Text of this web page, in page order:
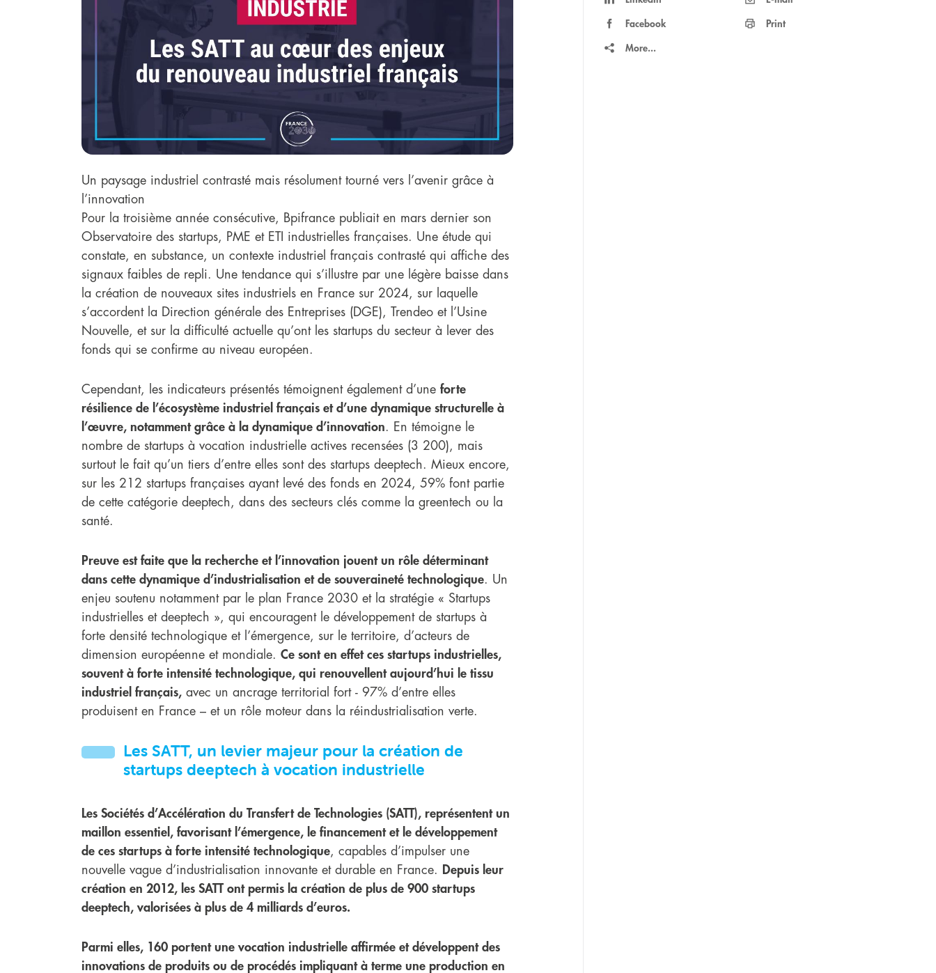
Un paysage industriel contrasté mais résolument tourné vers l’avenir grâce à
l’innovation
Pour la troisième année consécutive, Bpifrance publiait en mars dernier son
Observatoire des startups, PME et ETI industrielles françaises. Une étude qui
constate, en substance, un contexte industriel français contrasté qui affiche des
signaux faibles de repli. Une tendance qui s’illustre par une légère baisse dans
la création de nouveaux sites industriels en France sur 2024, sur laquelle
s’accordent la Direction générale des Entreprises (DGE), Trendeo et l’Usine
Nouvelle, et sur la difficulté actuelle qu’ont les startups du secteur à lever des
fonds qui se confirme au niveau européen.
Cependant, les indicateurs présentés témoignent également d’une forte
résilience de l’écosystème industriel français et d’une dynamique structurelle à
l’œuvre, notamment grâce à la dynamique d’innovation. En témoigne le
nombre de startups à vocation industrielle actives recensées (3 200), mais
surtout le fait qu’un tiers d’entre elles sont des startups deeptech. Mieux encore,
sur les 212 startups françaises ayant levé des fonds en 2024, 59% font partie
de cette catégorie deeptech, dans des secteurs clés comme la greentech ou la
santé.
Preuve est faite que la recherche et l’innovation jouent un rôle déterminant
dans cette dynamique d’industrialisation et de souveraineté technologique. Un
enjeu soutenu notamment par le plan France 2030 et la stratégie « Startups
industrielles et deeptech », qui encouragent le développement de startups à
forte densité technologique et l’émergence, sur le territoire, d’acteurs de
dimension européenne et mondiale. Ce sont en effet ces startups industrielles,
souvent à forte intensité technologique, qui renouvellent aujourd’hui le tissu
industriel français, avec un ancrage territorial fort - 97% d’entre elles
produisent en France – et un rôle moteur dans la réindustrialisation verte.
Les SATT, un levier majeur pour la création de
startups deeptech à vocation industrielle
Les Sociétés d’Accélération du Transfert de Technologies (SATT), représentent un
maillon essentiel, favorisant l’émergence, le financement et le développement
de ces startups à forte intensité technologique, capables d’impulser une
nouvelle vague d’industrialisation innovante et durable en France.
Depuis leur
création en 2012, les SATT ont permis la création de plus de 900 startups
deeptech, valorisées à plus de 4 milliards d’euros.
Parmi elles, 160 portent une vocation industrielle affirmée et développent des
innovations de produits ou de procédés impliquant à terme une production en
Facebook Print
More...